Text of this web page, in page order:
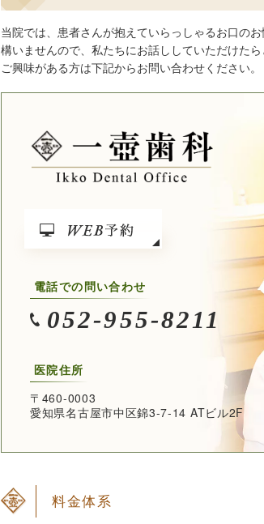
当院では、患者さんが抱えていらっしゃるお口の
構いませんので、私たちにお話ししていただけたら
ご興味がある方は下記からお問い合わせください。
電話での問い合わせ
052-955-8211
医院住所
〒460-0003
愛知県名古屋市中区錦3-7-14 ATビル2F
料金体系